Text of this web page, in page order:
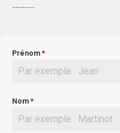
Prénom *
Nom *